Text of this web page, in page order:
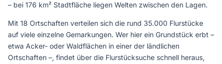
– bei 176 km² Stadtfläche liegen Welten zwischen den Lagen.
Mit 18 Ortschaften verteilen sich die rund 35.000 Flurstücke
auf viele einzelne Gemarkungen. Wer hier ein Grundstück erbt –
etwa Acker- oder Waldflächen in einer der ländlichen
Ortschaften –, findet über die Flurstücksuche schnell heraus,